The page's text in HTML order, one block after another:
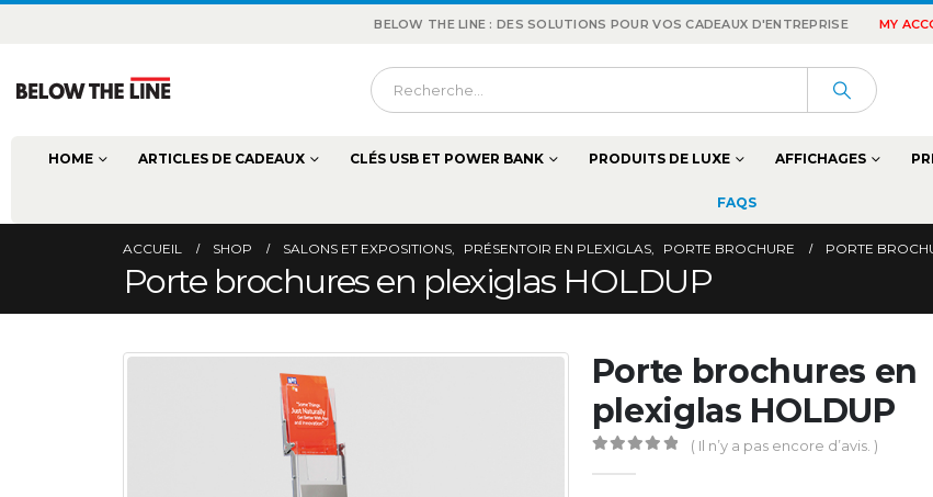
BELOW THE LINE : DES SOLUTIONS POUR VOS CADEAUX D'ENTREPRISE MY
HOME ARTICLES DE CADEAUX CLÉS USB ET POWER BANK PRODUITS DE LUXE AFFICHAGES
FAQS
ACCUEIL SHOP SALONS ET EXPOSITIONS, PRÉSENTOIR EN PLEXIGLAS, PORTE BROCHURE PORTE
Porte brochures en plexiglas HOLDUP
Porte brochures en
plexiglas HOLDUP
( Il n’y a pas encore d’avis. )